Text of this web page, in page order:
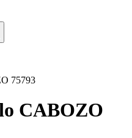
75793
CABOZO